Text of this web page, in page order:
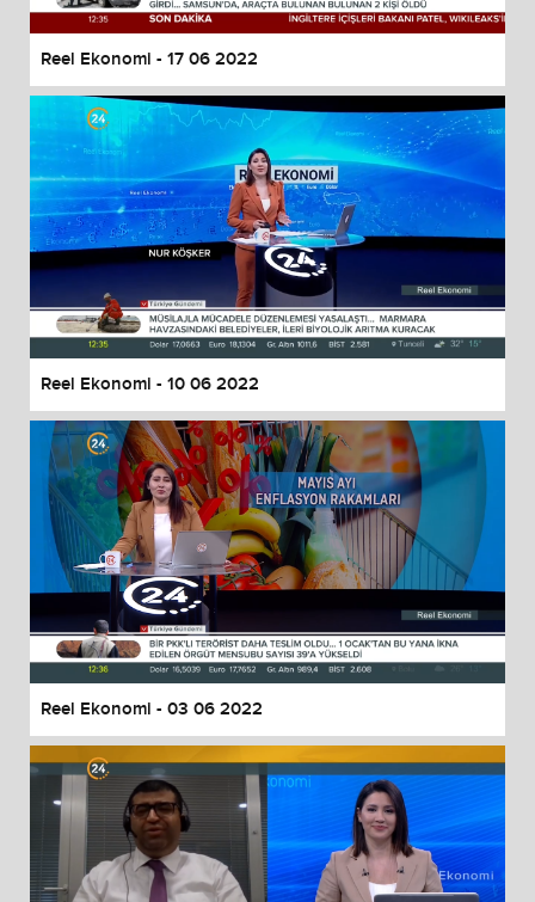
Reel Ekonomi - 17 06 2022
Reel Ekonomi - 10 06 2022
Reel Ekonomi - 03 06 2022